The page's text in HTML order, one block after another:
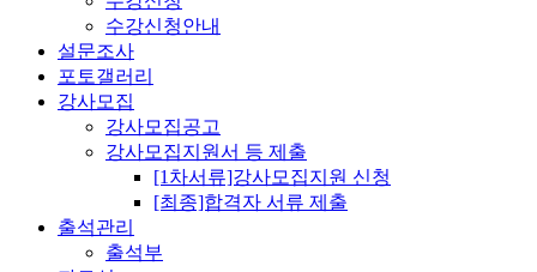
수강신청안내
설문조사
포토갤러리
강사모집
강사모집공고
강사모집지원서 등 제출
[1차서류]강사모집지원 신청
[최종]합격자 서류 제출
출석관리
출석부